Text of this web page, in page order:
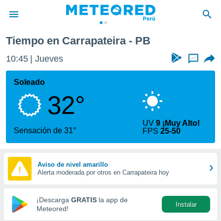
de
ha sido
calidad.
a este
las
y
forma
digital
basada
Tiempo en Carrapateira - PB
10:45 Jueves ...
Soleado
32°
Sensación de 31°
UV9 ¡Muy Alto!
FPS25-50
Aviso de nivel amarillo
Alerta moderada por otros en Carrapateira hoy
¡Descarga GRATIS la app de
Meteored!
Instalar